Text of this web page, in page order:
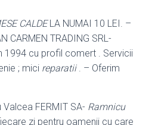
CALDELA NUMAI 10 LEI. –
CARMEN TRADING SRL-
1994 cu profil comert . Servicii
; mici reparatii. – Oferim
Valcea FERMIT SA- Ramnicu
zi pentru oamenii cu care